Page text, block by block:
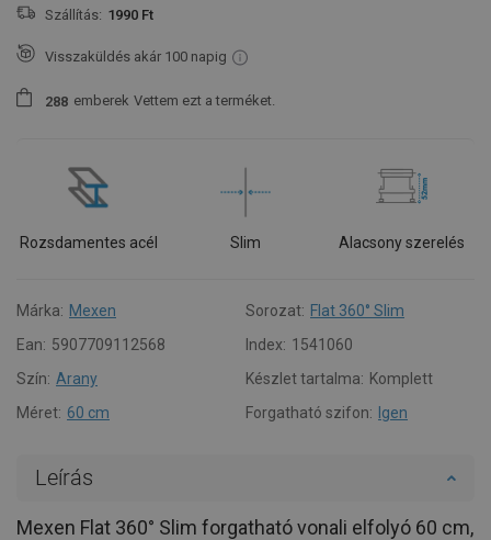
Szállítás: 1990 Ft
Visszaküldés akár 100 napig
288 emberek Vettem ezt a terméket.
Rozsdamentes acél Slim Alacsony szerelés
Márka: Mexen Sorozat: Flat 360° Slim
Ean: 5907709112568 Index: 1541060
Szín: Arany Készlet tartalma: Komplett
Méret: 60 cm Forgatható szifon: Igen
Leírás
Mexen Flat 360° Slim forgatható vonali elfolyó 60 cm,